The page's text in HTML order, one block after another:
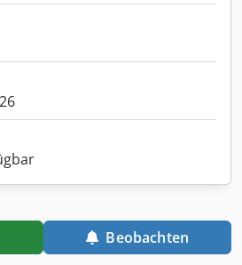
Beobachten